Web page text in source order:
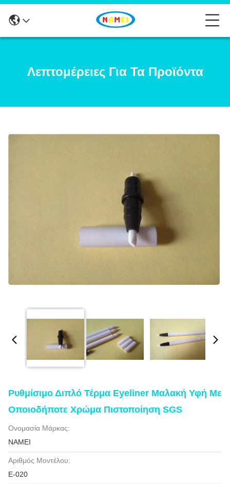
Λεπτομέρειες Για Τα Προϊόντα
Ρυθμίσιμο Διπλό Τέρμα Eyeliner Μαλακή Υφή Με
Οποιοδήποτε Χρώμα Πιστοποίηση SGS
Ονομασία Μάρκας:
NAMEI
Αριθμός Μοντέλου:
Ε-020